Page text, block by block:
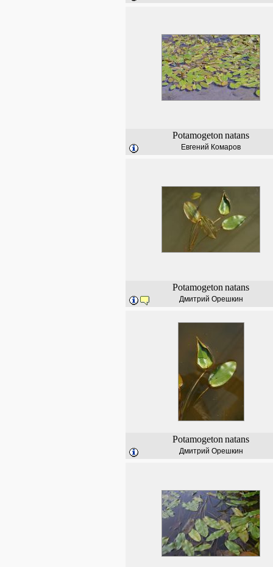
Potamogeton natans
Евгений Комаров
Potamogeton natans
Дмитрий Орешкин
Potamogeton natans
Дмитрий Орешкин